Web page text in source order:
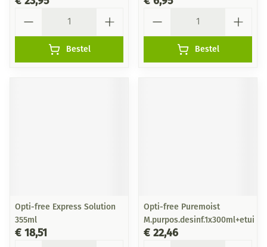
Bestel Bestel
Opti-free Express Solution
355ml
€ 18,51
Opti-free Puremoist
M.purpos.desinf.1x300ml+etui
€ 22,46